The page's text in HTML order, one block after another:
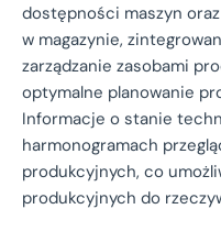
dostępności maszyn
w magazynie,
zarządzanie zasobami
optymalne planowanie
Informacje o stanie
harmonogramach
produkcyjnych, co
produkcyjnych do